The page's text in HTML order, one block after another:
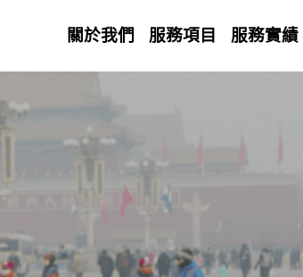
關於我們 服務項目 服務實績